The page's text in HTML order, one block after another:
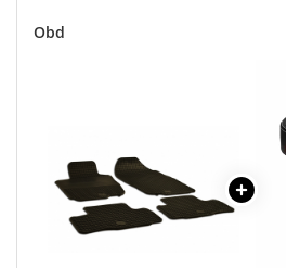
Oglinzi
Marcaje si Echipamente de
Siguranta
Accesorii Cabina Camion
Obd